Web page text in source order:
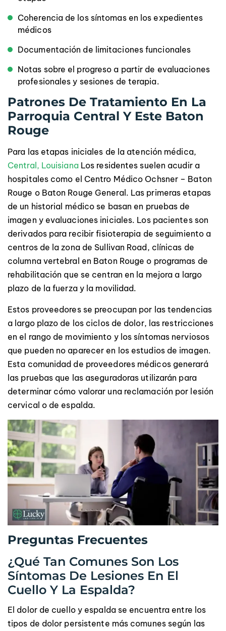
Coherencia de los síntomas en los expedientes
médicos
Documentación de limitaciones funcionales
Notas sobre el progreso a partir de evaluaciones
profesionales y sesiones de terapia.
Patrones De Tratamiento En La
Parroquia Central Y Este Baton
Rouge
Para las etapas iniciales de la atención médica,
Central, LouisianaLos residentes suelen acudir a
hospitales como el Centro Médico Ochsner – Baton
Rouge o Baton Rouge General. Las primeras etapas
de un historial médico se basan en pruebas de
imagen y evaluaciones iniciales. Los pacientes son
derivados para recibir fisioterapia de seguimiento a
centros de la zona de Sullivan Road, clínicas de
columna vertebral en Baton Rouge o programas de
rehabilitación que se centran en la mejora a largo
plazo de la fuerza y la movilidad.
Estos proveedores se preocupan por las tendencias
a largo plazo de los ciclos de dolor, las restricciones
en el rango de movimiento y los síntomas nerviosos
que pueden no aparecer en los estudios de imagen.
Esta comunidad de proveedores médicos generará
las pruebas que las aseguradoras utilizarán para
determinar cómo valorar una reclamación por lesión
cervical o de espalda.
Preguntas Frecuentes
¿Qué Tan Comunes Son Los
Síntomas De Lesiones En El
Cuello Y La Espalda?
El dolor de cuello y espalda se encuentra entre los
tipos de dolor persistente más comunes según las